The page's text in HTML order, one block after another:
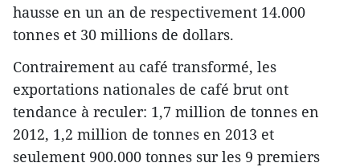
hausse en un an de respectivement 14.000
tonnes et 30 millions de dollars.
Contrairement au café transformé, les
exportations nationales de café brut ont
tendance à reculer: 1,7 million de tonnes en
2012, 1,2 million de tonnes en 2013 et
seulement 900.000 tonnes sur les 9 premiers